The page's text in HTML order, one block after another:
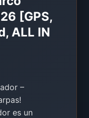
[GPS,
ALL IN
–
es un